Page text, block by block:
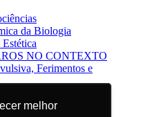
melhor
melhor
da Biologia
NO CONTEXTO
Ferimentos e